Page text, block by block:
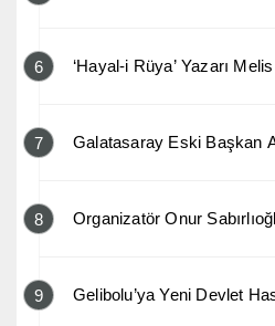
6 ‘Hayal-i Rüya’ Yazarı
7 Galatasaray Eski Başkan
8 Organizatör Onur
9 Gelibolu’ya Yeni Devlet